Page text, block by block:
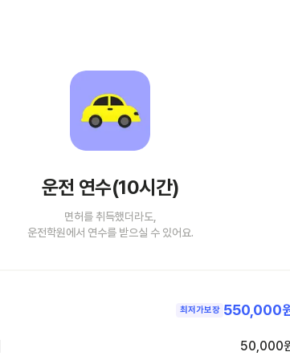
운전 연수(10시간)
면허를 취득했더라도,
운전학원에서 연수를 받으실 수 있어요.
최저가보장 550,000
50,000